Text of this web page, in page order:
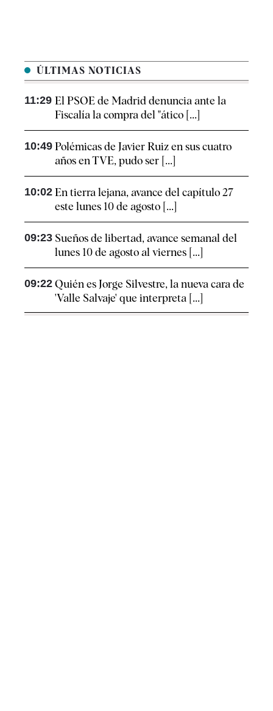
ÚLTIMAS NOTICIAS
11:29 El PSOE de Madrid denuncia ante la
Fiscalía la compra del "ático [...]
10:49 Polémicas de Javier Ruiz en sus cuatro
años en TVE, pudo ser [...]
10:02 En tierra lejana, avance del capítulo 27
este lunes 10 de agosto [...]
09:23 Sueños de libertad, avance semanal del
lunes 10 de agosto al viernes [...]
09:22 Quién es Jorge Silvestre, la nueva cara de
'Valle Salvaje' que interpreta [...]